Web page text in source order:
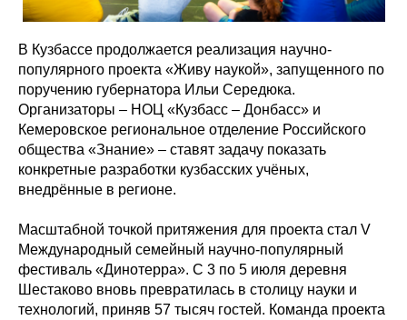
В Кузбассе продолжается реализация научно-
популярного проекта «Живу наукой», запущенного по
поручению губернатора Ильи Середюка.
Организаторы – НОЦ «Кузбасс – Донбасс» и
Кемеровское региональное отделение Российского
общества «Знание» – ставят задачу показать
конкретные разработки кузбасских учёных,
внедрённые в регионе.
Масштабной точкой притяжения для проекта стал V
Международный семейный научно-популярный
фестиваль «Динотерра». С 3 по 5 июля деревня
Шестаково вновь превратилась в столицу науки и
технологий, приняв 57 тысяч гостей. Команда проекта